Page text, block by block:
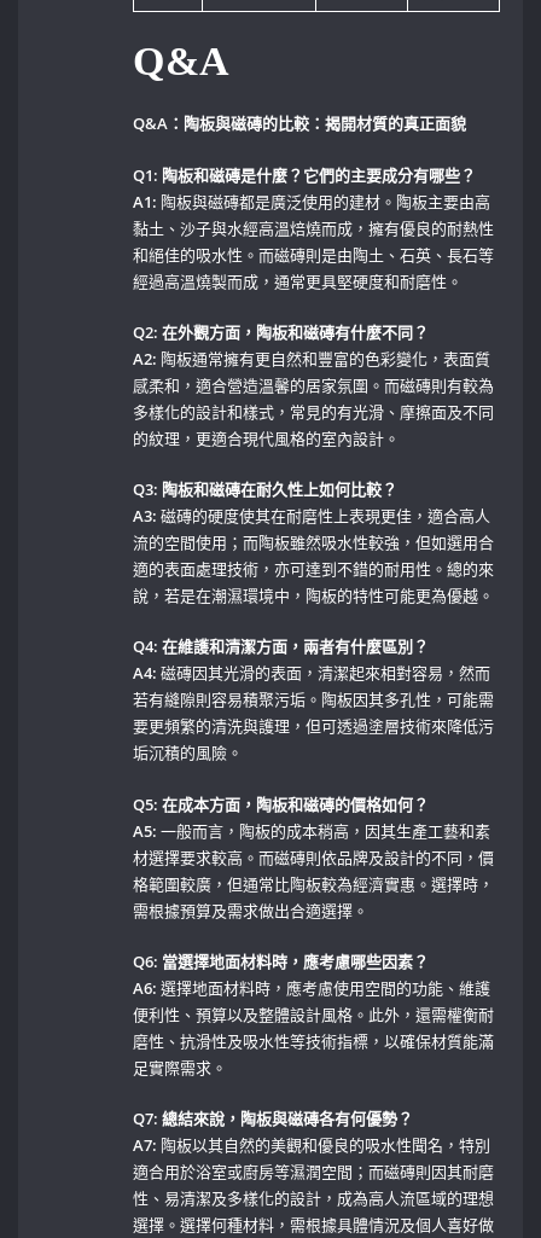
Q&A
Q&A：陶板與磁磚的比較：揭開材質的真正面貌
Q1: 陶板和磁磚是什麼？它們的主要成分有哪些？
A1: 陶板與磁磚都是廣泛使用的建材。陶板主要由高
黏土、沙子與水經高溫焙燒而成，擁有優良的耐熱性
和絕佳的吸水性。而磁磚則是由陶土、石英、長石等
經過高溫燒製而成，通常更具堅硬度和耐磨性。
Q2: 在外觀方面，陶板和磁磚有什麼不同？
A2: 陶板通常擁有更自然和豐富的色彩變化，表面質
感柔和，適合營造溫馨的居家氛圍。而磁磚則有較為
多樣化的設計和樣式，常見的有光滑、摩擦面及不同
的紋理，更適合現代風格的室內設計。
Q3: 陶板和磁磚在耐久性上如何比較？
A3: ⁢磁磚的硬度使其在耐磨性上表現更佳，適合高人
流的空間使用；而陶板雖然吸水性較強，但如選用合
適的表面處理技術，亦可達到不錯的耐用性。總的來
說，若是在潮濕環境中，陶板的特性可能更為優越。
Q4: 在維護和清潔方面，兩者有什麼區別？
A4: 磁磚因其光滑的表面，清潔起來相對容易，然而
若有縫隙則容易積聚污垢。陶板因其多孔性，可能需
要更頻繁的清洗與護理，但可透過塗層技術來降低污
垢沉積的風險。
Q5: 在成本方面，陶板和磁磚的價格如何？
A5: 一般而言，陶板的成本稍高，因其生產工藝和素
材選擇要求較高。而磁磚則依品牌及設計的不同，價
格範圍較廣，但通常比陶板較為經濟實惠。選擇時，
需根據預算及需求做出合適選擇。
Q6: 當選擇地面材料時，應考慮哪些因素？
A6: 選擇地面材料時，應考慮使用空間的功能、維護
便利性、預算以及整體設計風格。此外，還需權衡耐
磨性、抗滑性及吸水性等技術指標，以確保材質能滿
足實際需求。
Q7: 總結來說，陶板與磁磚各有何優勢？
A7: 陶板以其自然的美觀和優良的吸水性聞名，特別
適合用於浴室或廚房等濕潤空間；而磁磚則因其耐磨
性、易清潔及多樣化的設計，成為高人流區域的理想
選擇。選擇何種材料，需根據具體情況及個人喜好做